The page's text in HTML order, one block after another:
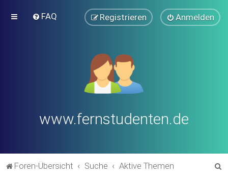
FAQ Anmelden
Registrieren
www.fernstudenten.de
Foren-Übersicht Suche Aktive Themen